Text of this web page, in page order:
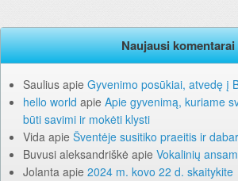
Naujausi komentarai
Saulius apie Gyvenimo posūkiai, atvedę į
hello world apie Apie gyvenimą, kuriame
būti savimi ir mokėti klysti
Vida apie Šventėje susitiko praeitis ir
Buvusi aleksandriškė apie Vokalinių
Jolanta apie 2024 m. kovo 22 d. skaitykite